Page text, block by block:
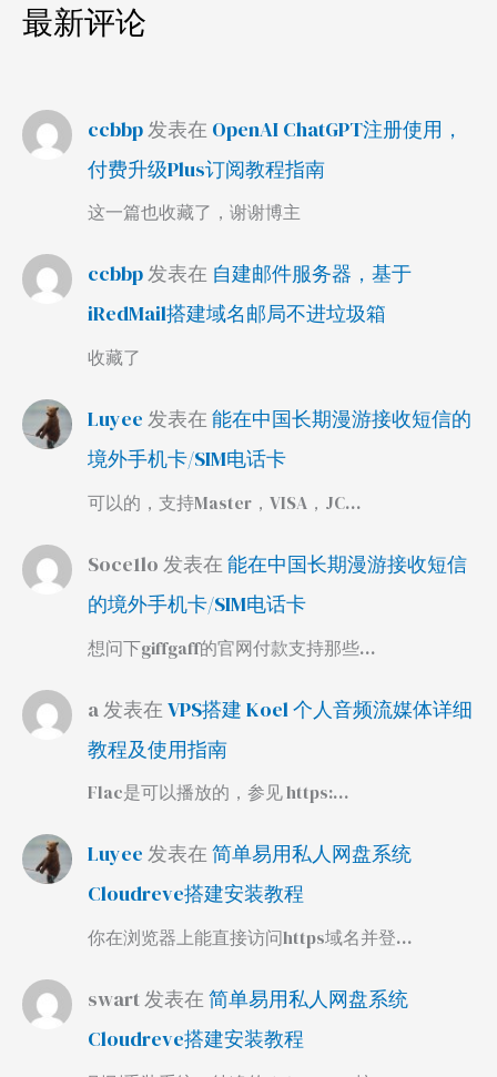
最新评论
ccbbp发表在 OpenAI ChatGPT注册使用，
付费升级Plus订阅教程指南
这一篇也收藏了，谢谢博主
ccbbp发表在 自建邮件服务器，基于
iRedMail搭建域名邮局不进垃圾箱
收藏了
Luyee 发表在能在中国长期漫游接收短信的
境外手机卡/SIM电话卡
可以的，支持Master，VISA，JC…
Soce1lo 发表在 能在中国长期漫游接收短信
的境外手机卡/SIM电话卡
想问下giffgaff的官网付款支持那些…
a发表在 VPS搭建 Koel 个人音频流媒体详细
教程及使用指南
Flac是可以播放的，参见 https:…
Luyee 发表在简单易用私人网盘系统
Cloudreve搭建安装教程
你在浏览器上能直接访问https域名并登…
swart发表在简单易用私人网盘系统
Cloudreve搭建安装教程